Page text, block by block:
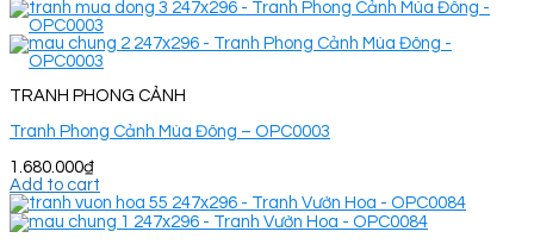
TRANH PHONG CẢNH
Tranh Phong Cảnh Mùa Đông – OPC0003
1.680.000₫
Add to cart